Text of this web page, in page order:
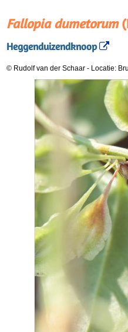
Fallopia dumetorum
Heggenduizendknoop
© Rudolf van der Schaar - Locatie: